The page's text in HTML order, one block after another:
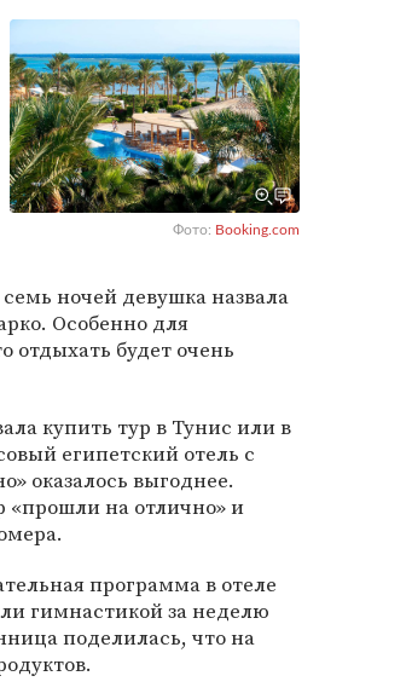
Фото: Booking.com
ночей девушка назвала
Особенно для
отдыхать будет очень
купить тур в Тунис или в
египетский отель с
оказалось выгоднее.
«прошли на отлично» и
программа в отеле
гимнастикой за неделю
поделилась, что на